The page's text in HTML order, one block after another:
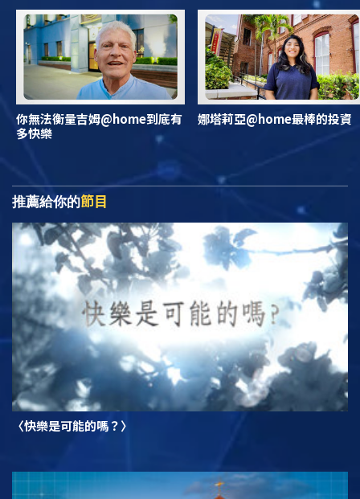
你無法衡量吉姆@home到底有
多快樂
娜塔莉亞@home最棒的投資
推薦給你的節目
〈快樂是可能的嗎？〉